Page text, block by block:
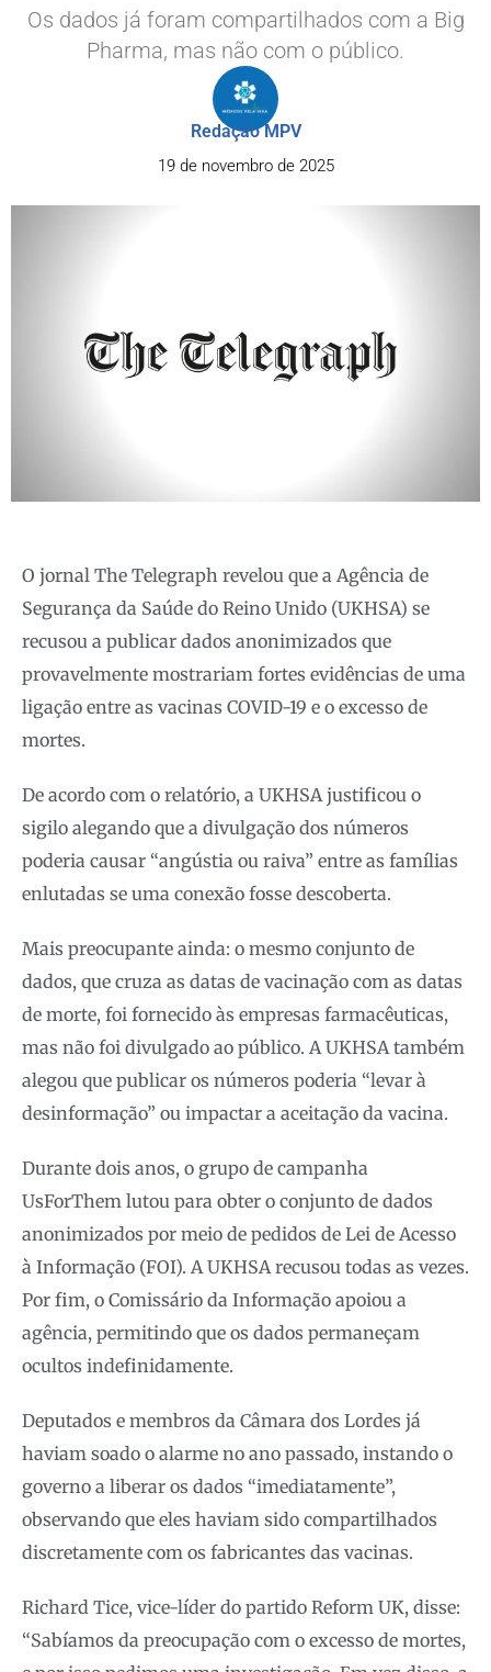
Os dados já foram compartilhados com a Big
Pharma, mas não com o público.
Redação MPV
19 de novembro de 2025
O jornal The Telegraph revelou que a Agência de
Segurança da Saúde do Reino Unido (UKHSA) se
recusou a publicar dados anonimizados que
provavelmente mostrariam fortes evidências de uma
ligação entre as vacinas COVID-19 e o excesso de
mortes.
De acordo com o relatório, a UKHSA justificou o
sigilo alegando que a divulgação dos números
poderia causar “angústia ou raiva” entre as famílias
enlutadas se uma conexão fosse descoberta.
Mais preocupante ainda: o mesmo conjunto de
dados, que cruza as datas de vacinação com as datas
de morte, foi fornecido às empresas farmacêuticas,
mas não foi divulgado ao público. A UKHSA também
alegou que publicar os números poderia “levar à
desinformação” ou impactar a aceitação da vacina.
Durante dois anos, o grupo de campanha
UsForThem lutou para obter o conjunto de dados
anonimizados por meio de pedidos de Lei de Acesso
à Informação (FOI). A UKHSA recusou todas as vezes.
Por fim, o Comissário da Informação apoiou a
agência, permitindo que os dados permaneçam
ocultos indefinidamente.
Deputados e membros da Câmara dos Lordes já
haviam soado o alarme no ano passado, instando o
governo a liberar os dados “imediatamente”,
observando que eles haviam sido compartilhados
discretamente com os fabricantes das vacinas.
Richard Tice, vice-líder do partido Reform UK, disse:
“Sabíamos da preocupação com o excesso de mortes,